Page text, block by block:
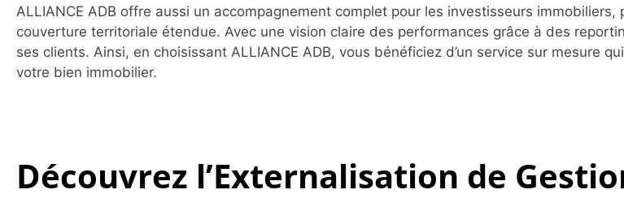
ALLIANCE ADB offre aussi un accompagnement complet pour les investisseurs
couverture territoriale étendue. Avec une vision claire des performances grâce à des
ses clients. Ainsi, en choisissant ALLIANCE ADB, vous bénéficiez d’un service sur mesure
votre bien immobilier.
Découvrez l’Externalisation de